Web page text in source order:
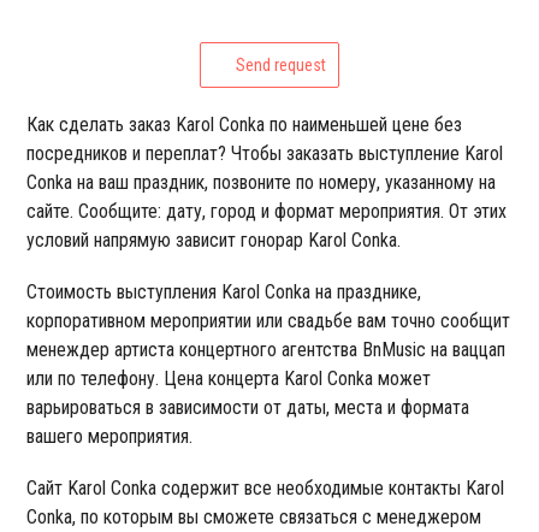
Send request
Как сделать заказ Karol Conka по наименьшей цене без
посредников и переплат? Чтобы заказать выступление Karol
Conka на ваш праздник, позвоните по номеру, указанному на
сайте. Сообщите: дату, город и формат мероприятия. От этих
условий напрямую зависит гонорар Karol Conka.
Стоимость выступления Karol Conka на празднике,
корпоративном мероприятии или свадьбе вам точно сообщит
менеждер артиста концертного агентства BnMusic на ваццап
или по телефону. Цена концерта Karol Conka может
варьироваться в зависимости от даты, места и формата
вашего мероприятия.
Сайт Karol Conka содержит все необходимые контакты Karol
Conka, по которым вы сможете связаться с менеджером